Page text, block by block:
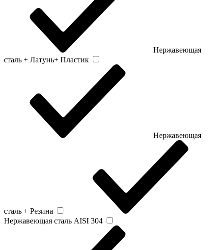
Нержавеющая
сталь + Латунь+ Пластик
Нержавеющая
сталь + Резина
Нержавеющая сталь AISI 304